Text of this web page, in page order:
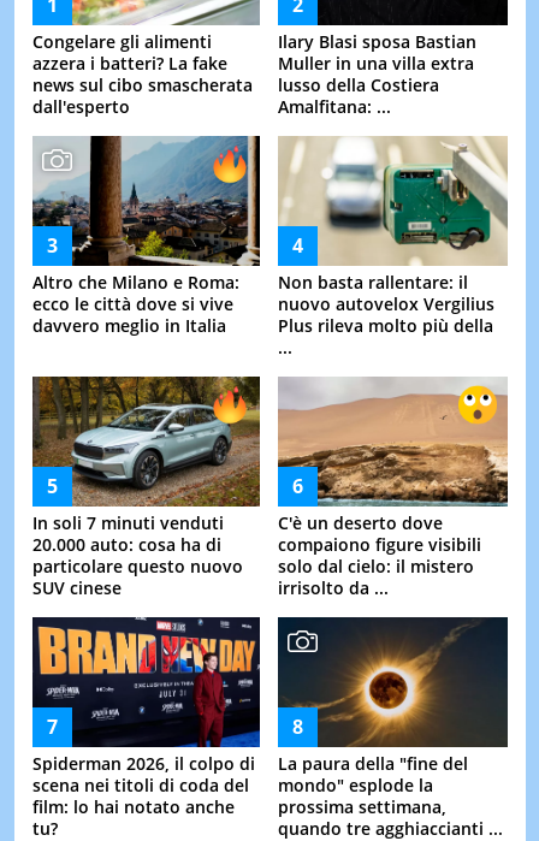
Congelare gli alimenti
azzera i batteri? La fake
news sul cibo smascherata
dall'esperto
Ilary Blasi sposa Bastian
Muller in una villa extra
lusso della Costiera
Amalfitana: ...
Altro che Milano e Roma:
ecco le città dove si vive
davvero meglio in Italia
Non basta rallentare: il
nuovo autovelox Vergilius
Plus rileva molto più della
...
In soli 7 minuti venduti
20.000 auto: cosa ha di
particolare questo nuovo
SUV cinese
C'è un deserto dove
compaiono figure visibili
solo dal cielo: il mistero
irrisolto da ...
Spiderman 2026, il colpo di
scena nei titoli di coda del
film: lo hai notato anche
tu?
La paura della "fine del
mondo" esplode la
prossima settimana,
quando tre agghiaccianti ...